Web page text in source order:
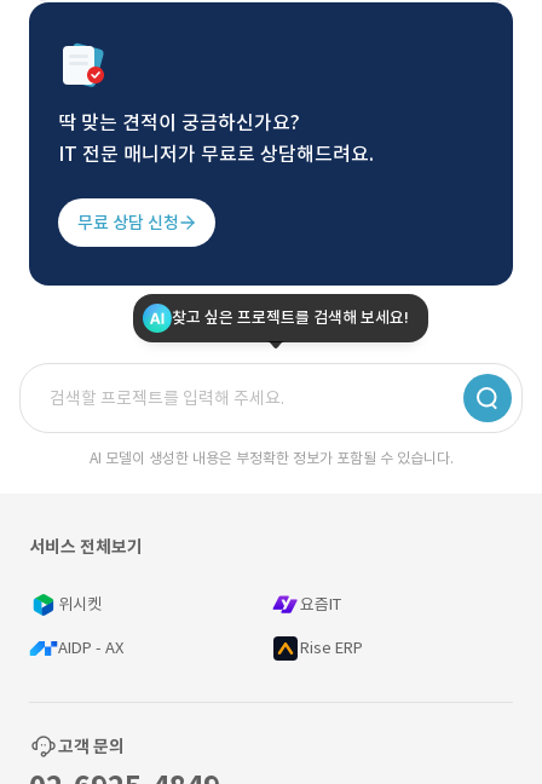
딱 맞는 견적이 궁금하신가요?
IT 전문 매니저가 무료로 상담해드려요.
무료 상담 신청
찾고 싶은 프로젝트를 검색해 보세요!
AI 모델이 생성한 내용은 부정확한 정보가 포함될 수 있습니다.
서비스 전체보기
위시켓 요즘IT
AIDP - AX Rise ERP
고객 문의